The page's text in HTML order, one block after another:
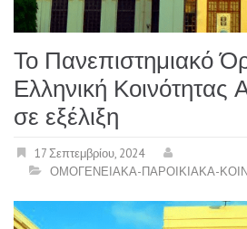
Το Πανεπιστημιακό
Ελληνική Κοινότητας
σε εξέλιξη
17 Σεπτεμβρίου, 2024
ΟΜΟΓΕΝΕΙΑΚΑ-ΠΑΡΟΙΚΙΑΚΑ-